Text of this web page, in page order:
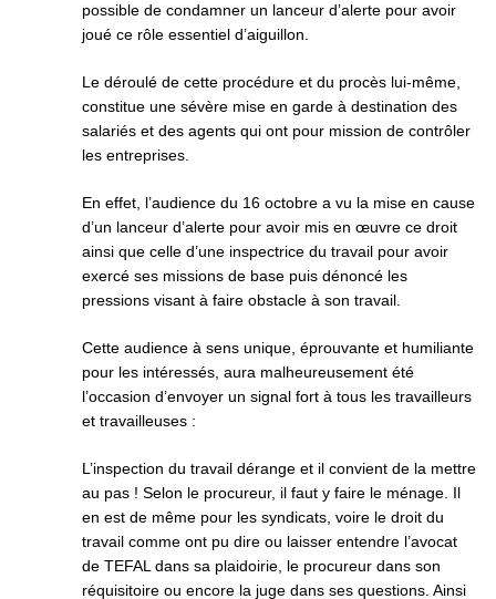
possible de condamner un lanceur d’alerte pour avoir
joué ce rôle essentiel d’aiguillon.
Le déroulé de cette procédure et du procès lui-même,
constitue une sévère mise en garde à destination des
salariés et des agents qui ont pour mission de contrôler
les entreprises.
En effet, l’audience du 16 octobre a vu la mise en cause
d’un lanceur d’alerte pour avoir mis en œuvre ce droit
ainsi que celle d’une inspectrice du travail pour avoir
exercé ses missions de base puis dénoncé les
pressions visant à faire obstacle à son travail.
Cette audience à sens unique, éprouvante et humiliante
pour les intéressés, aura malheureusement été
l’occasion d’envoyer un signal fort à tous les travailleurs
et travailleuses :
L’inspection du travail dérange et il convient de la mettre
au pas ! Selon le procureur, il faut y faire le ménage. Il
en est de même pour les syndicats, voire le droit du
travail comme ont pu dire ou laisser entendre l’avocat
de TEFAL dans sa plaidoirie, le procureur dans son
réquisitoire ou encore la juge dans ses questions. Ainsi